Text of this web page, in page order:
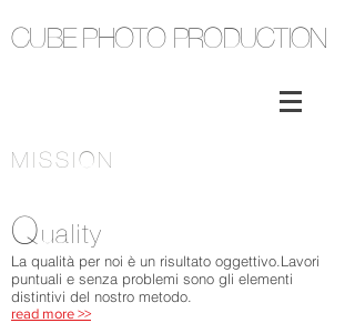
CUBE PHOTO PRODUCTION
MISSION
Quality
La qualità per noi è un risultato oggettivo.Lavori
puntuali e senza problemi sono gli elementi
distintivi del nostro metodo.
read more >>